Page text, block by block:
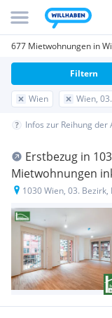
677 Mietwohnungen in
Wien Wien,
Filtern
Infos zur Reihung der
Erstbezug in
Mietwohnungen
Freifläche!
1030 Wien, 03.